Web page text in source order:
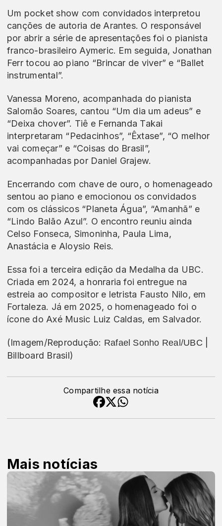
Um pocket show com convidados interpretou
canções de autoria de Arantes. O responsável
por abrir a série de apresentações foi o pianista
franco-brasileiro Aymeric. Em seguida, Jonathan
Ferr tocou ao piano “Brincar de viver” e “Ballet
instrumental”.
Vanessa Moreno, acompanhada do pianista
Salomão Soares, cantou “Um dia um adeus” e
“Deixa chover”. Tiê e Fernanda Takai
interpretaram “Pedacinhos”, “Êxtase”, “O melhor
vai começar” e “Coisas do Brasil”,
acompanhadas por Daniel Grajew.
Encerrando com chave de ouro, o homenageado
sentou ao piano e emocionou os convidados
com os clássicos “Planeta Água”, “Amanhã” e
“Lindo Balão Azul”. O encontro reuniu ainda
Celso Fonseca, Simoninha, Paula Lima,
Anastácia e Aloysio Reis.
Essa foi a terceira edição da Medalha da UBC.
Criada em 2024, a honraria foi entregue na
estreia ao compositor e letrista Fausto Nilo, em
Fortaleza. Já em 2025, o homenageado foi o
ícone do Axé Music Luiz Caldas, em Salvador.
(Imagem/Reprodução: Rafael Sonho Real/UBC
Billboard Brasil)
Compartilhe essa notícia
Mais notícias